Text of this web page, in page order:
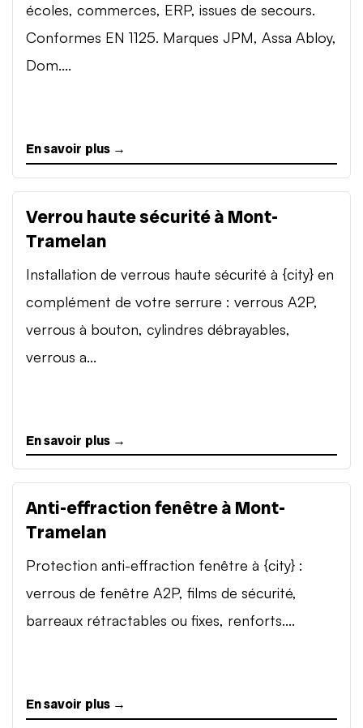
écoles, commerces, ERP, issues de secours.
Conformes EN 1125. Marques JPM, Assa Abloy,
Dom....
En savoir plus →
Verrou haute sécurité à Mont-
Tramelan
Installation de verrous haute sécurité à {city} en
complément de votre serrure : verrous A2P,
verrous à bouton, cylindres débrayables,
verrous a...
En savoir plus →
Anti-effraction fenêtre à Mont-
Tramelan
Protection anti-effraction fenêtre à {city} :
verrous de fenêtre A2P, films de sécurité,
barreaux rétractables ou fixes, renforts....
En savoir plus →